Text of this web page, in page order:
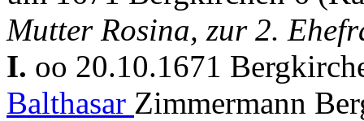
Mutter Rosina, zur 2.
I. oo 20.10.1671
Balthasar Zimmermann